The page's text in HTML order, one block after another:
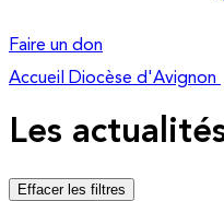
Faire un don
Accueil
Diocèse d'Avignon
Les
Effacer les filtres